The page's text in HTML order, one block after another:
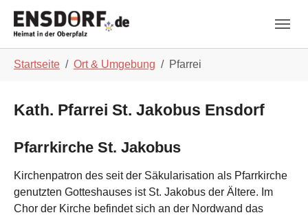
Startseite Ort & Umgebung Pfarrei
Kath. Pfarrei St. Jakobus Ensdorf
Pfarrkirche St. Jakobus
Kirchenpatron des seit der Säkularisation als Pfarrkirche
genutzten Gotteshauses ist St. Jakobus der Ältere. Im
Chor der Kirche befindet sich an der Nordwand das